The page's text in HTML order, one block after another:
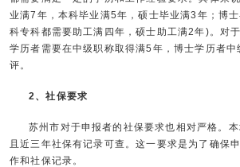
业满7年，本科毕业满5年，硕士毕业满3年；博
科专科都需要助工满四年，硕士助工满2年)。对
学历者需要在中级职称取得满5年，博士学历者中
评。
2、社保要求
苏州市对于申报者的社保要求也相对严格。
且近三年社保有记录可查。这一要求是为了确保
作和社保记录。